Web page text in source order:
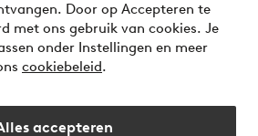
Door op Accepteren te
met ons gebruik van cookies. Je
onder Instellingen en meer
cookiebeleid.
accepteren